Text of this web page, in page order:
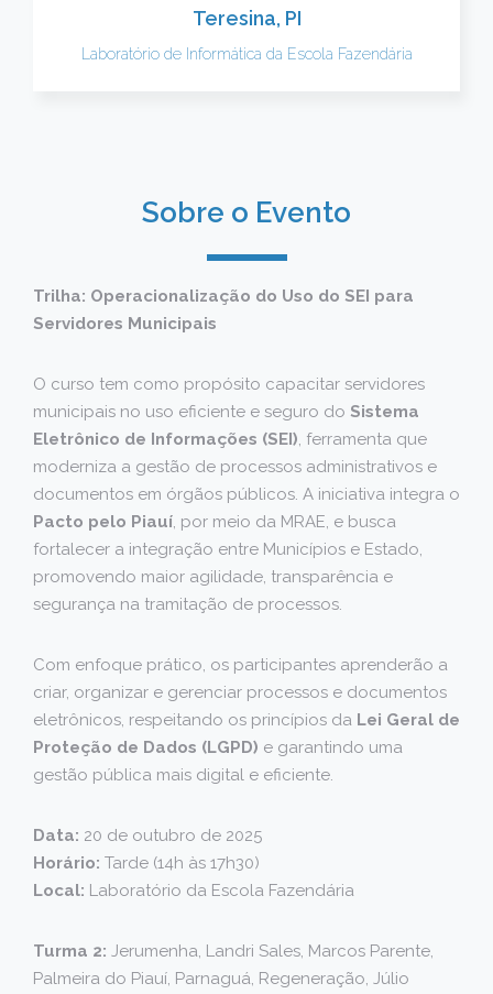
Teresina, PI
Laboratório de Informática da Escola Fazendária
Sobre o Evento
Trilha: Operacionalização do Uso do SEI para
Servidores Municipais
O curso tem como propósito capacitar servidores
municipais no uso eficiente e seguro do Sistema
Eletrônico de Informações (SEI), ferramenta que
moderniza a gestão de processos administrativos e
documentos em órgãos públicos. A iniciativa integra o
Pacto pelo Piauí, por meio da MRAE, e busca
fortalecer a integração entre Municípios e Estado,
promovendo maior agilidade, transparência e
segurança na tramitação de processos.
Com enfoque prático, os participantes aprenderão a
criar, organizar e gerenciar processos e documentos
eletrônicos, respeitando os princípios da Lei Geral de
Proteção de Dados (LGPD) e garantindo uma
gestão pública mais digital e eficiente.
Data: 20 de outubro de 2025
Horário: Tarde (14h às 17h30)
Local: Laboratório da Escola Fazendária
Turma 2: Jerumenha, Landri Sales, Marcos Parente,
Palmeira do Piauí, Parnaguá, Regeneração, Júlio